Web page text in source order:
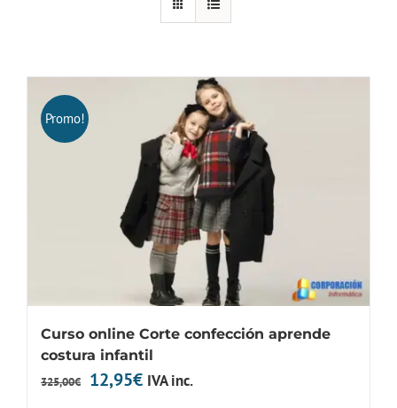
Promo!
Curso online Corte confección aprende
costura infantil
325,00€
El
12,95€ElIVA inc.